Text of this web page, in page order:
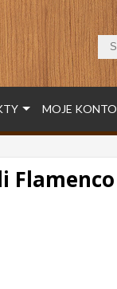
MOJE KONTO
Flamenco